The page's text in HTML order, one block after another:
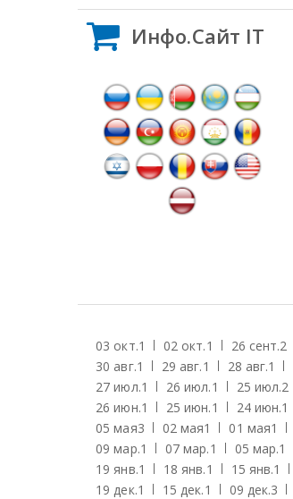
Инфо.Сайт IT
03 окт.1 02 окт.1 26 сент.2
30 авг.1 29 авг.1 28 авг.1
27 июл.1 26 июл.1 25 июл.2
26 июн.1 25 июн.1 24 июн.1
05 мая3 02 мая1 01 мая1
09 мар.1 07 мар.1 05 мар.1
19 янв.1 18 янв.1 15 янв.1
19 дек.1 15 дек.1 09 дек.3